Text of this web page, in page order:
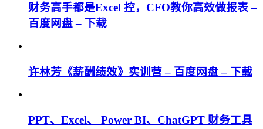
财务高手都是Excel 控，CFO教你高效做报表 –
百度网盘 – 下载
许林芳《薪酬绩效》实训营 – 百度网盘 – 下载
PPT、Excel、 Power BI、ChatGPT 财务工具